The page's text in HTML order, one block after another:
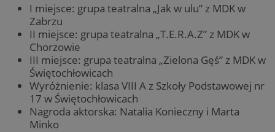
I miejsce: grupa teatralna „Jak w ulu” z MDK w
Zabrzu
II miejsce: grupa teatralna „T.E.R.A.Z” z MDK w
Chorzowie
III miejsce: grupa teatralna „Zielona Gęś” z MDK w
Świętochłowicach
Wyróżnienie: klasa VIII A z Szkoły Podstawowej nr
17 w Świętochłowicach
Nagroda aktorska: Natalia Konieczny i Marta
Minko